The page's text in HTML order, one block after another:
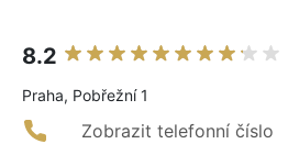
8.2
Praha, Pobřežní 1
Zobrazit telefonní číslo